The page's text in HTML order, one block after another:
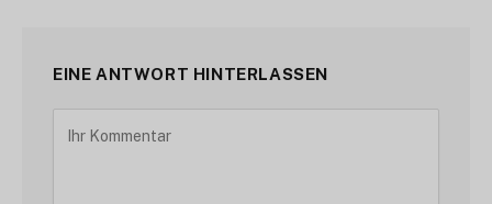
EINE ANTWORT HINTERLASSEN